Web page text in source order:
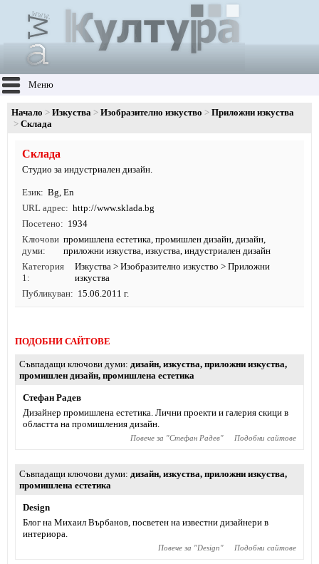
Меню
Начало Изкуства Изобразително изкуство
Приложни изкуства
Склада
Склада
Студио за индустриален дизайн.
Език Bg, En
URL адрес
http://www.sklada.bg
Посетено
1934
Ключови
думи
промишлена естетика, промишлен дизайн, дизайн,
приложни изкуства, изкуства, индустриален дизайн
Категория
1
Изкуства >Изобразително изкуство >Приложни
изкуства
Публикуван
15.06.2011 г.
ПОДОБНИ САЙТОВЕ
Съвпадащи ключови думи дизайн, изкуства, приложни изкуства,
промишлен дизайн, промишлена естетика
Стефан Радев
Дизайнер промишлена естетика. Лични проекти и галерия скици в
областта на промишления дизайн.
Повече за "Стефан Радев" Подобни сайтове
Съвпадащи ключови думи дизайн, изкуства, приложни изкуства,
промишлена естетика
Design
Блог на Михаил Върбанов, посветен на известни дизайнери в
интериора.
Повече за "Design" Подобни сайтове